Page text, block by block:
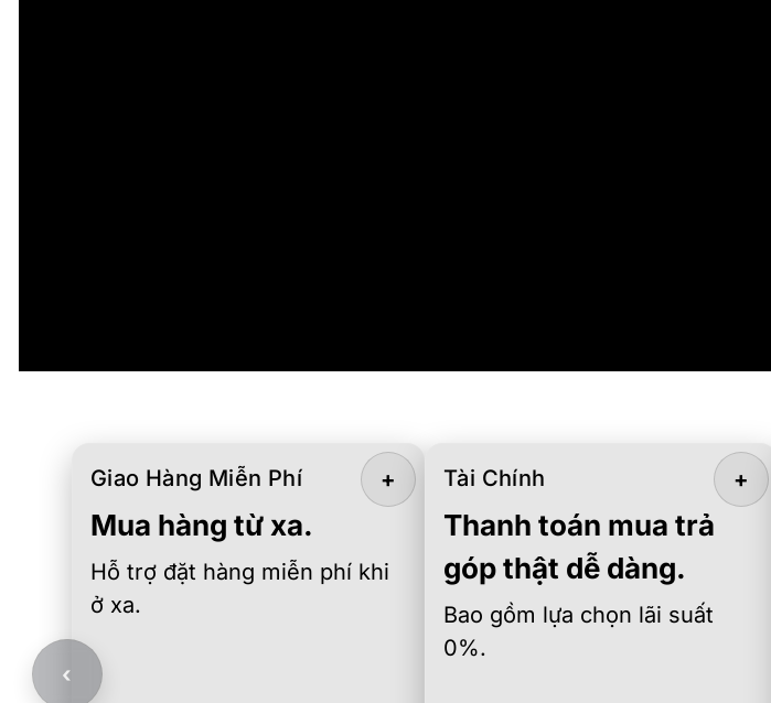
‹
Giao Hàng Miễn Phí
Mua hàng từ xa.
Hỗ trợ đặt hàng miễn phí khi
ở xa.
+ Tài Chính
Thanh toán mua trả
góp thật dễ dàng.
Bao gồm lựa chọn lãi suất
0%.
+